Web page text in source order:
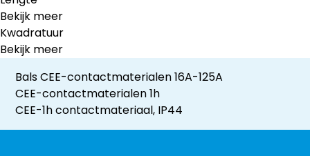
Bekijk meer
Kwadratuur
Bekijk meer
Bals CEE-contactmaterialen 16A-125A
CEE-contactmaterialen 1h
CEE-1h contactmateriaal, IP44